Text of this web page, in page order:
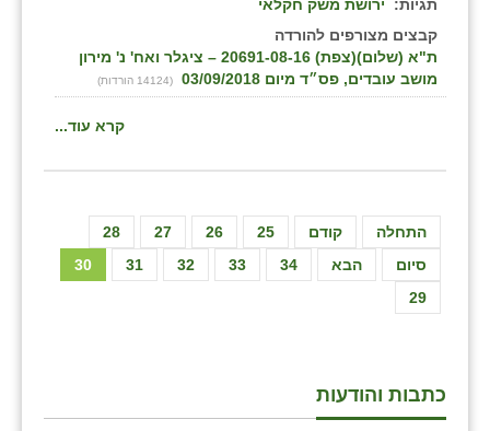
תגיות:
ירושת משק חקלאי
קבצים מצורפים להורדה
ת"א (שלום)(צפת) 20691-08-16 – ציגלר ואח' נ' מירון
מושב עובדים, פס״ד מיום 03/09/2018
(14124 הורדות)
קרא עוד...
התחלה קודם 25
26
27
28
29
30 31 32 33 34 הבא סיום
כתבות והודעות